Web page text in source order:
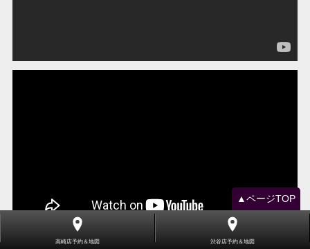
▲ページTOP
高崎店予約＆地図 渋谷店予約＆地図